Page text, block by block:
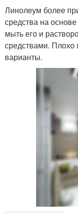
Линолеум более
средства на
мыть его и
средствами.
варианты.